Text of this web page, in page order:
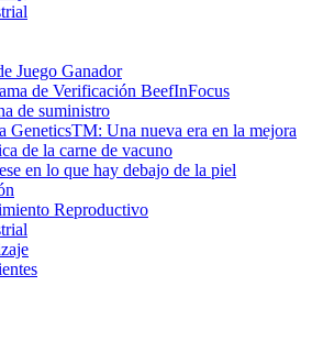
Juego Ganador
de Verificación BeefInFocus
de suministro
GeneticsTM: Una nueva era en la mejora
de la carne de vacuno
en lo que hay debajo de la piel
Reproductivo